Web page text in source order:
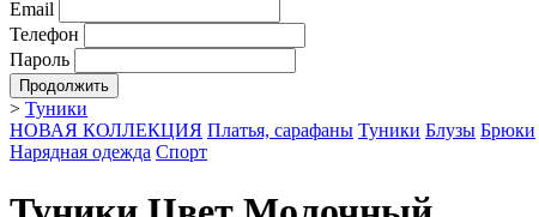
Email
Телефон
Пароль
Продолжить
> Туники
НОВАЯ КОЛЛЕКЦИЯ Платья, сарафаны Туники Блузы Брюки
Нарядная одежда Спорт